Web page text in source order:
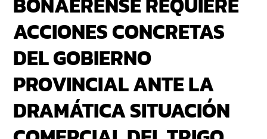
ACCIONES CONCRETAS
DEL GOBIERNO
PROVINCIAL ANTE LA
DRAMÁTICA SITUACIÓN